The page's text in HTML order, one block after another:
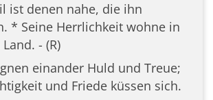
ist denen nahe, die ihn
* Seine Herrlichkeit wohne in
- (R)
einander Huld und Treue;
und Friede küssen sich.